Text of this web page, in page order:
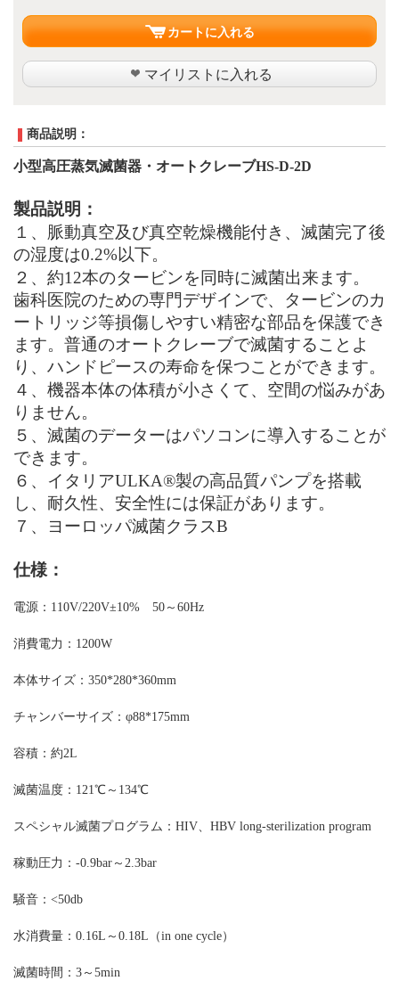
カートに入れる
マイリストに入れる
商品説明：
小型高圧蒸気滅菌器・オートクレーブHS-D-2D
製品説明：
１、脈動真空及び真空乾燥機能付き、滅菌完了後
の湿度は0.2%以下。
２、約12本のタービンを同時に滅菌出来ます。
歯科医院のための専門デザインで、タービンのカ
ートリッジ等損傷しやすい精密な部品を保護でき
ます。普通のオートクレーブで滅菌することよ
り、ハンドピースの寿命を保つことができます。
４、機器本体の体積が小さくて、空間の悩みがあ
りません。
５、滅菌のデーターはパソコンに導入することが
できます。
６、イタリアULKA®製の高品質パンプを搭載
し、耐久性、安全性には保証があります。
７、ヨーロッパ滅菌クラスB
仕様：
電源： 110V/220V±10% 50～60Hz
消費電力： 1200W
本体サイズ： 350*280*360mm
チャンバーサイズ： φ88*175mm
容積：約2L
滅菌温度： 121℃～134℃
スペシャル滅菌プログラム： HIV、HBV long-sterilization program
稼動圧力： -0.9bar～2.3bar
騒音： <50db
水消費量： 0.16L～0.18L（in one cycle）
滅菌時間： 3～5min